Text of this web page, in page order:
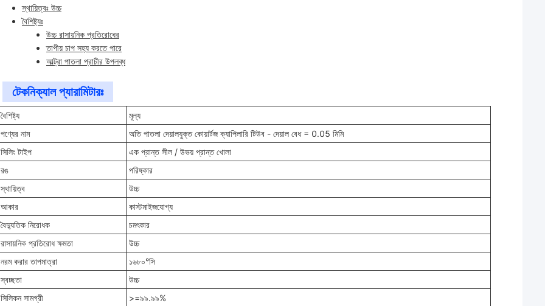
স্থায়িত্বঃ উচ্চ
বৈশিষ্ট্যঃ
উচ্চ রাসায়নিক প্রতিরোধের
তাপীয় চাপ সহ্য করতে পারে
আল্ট্রা পাতলা প্রাচীর উপলব্ধ
টেকনিক্যাল প্যারামিটারঃ
বৈশিষ্ট্য
মূল্য
পণ্যের নাম
অতি পাতলা দেয়ালযুক্ত কোয়ার্টজ ক্যাপিলারি টিউব - দেয়াল বেধ = 0.05 মিমি
সিলিং টাইপ
এক প্রান্ত সীল / উভয় প্রান্ত খোলা
রঙ
পরিষ্কার
স্থায়িত্ব
উচ্চ
আকার
কাস্টমাইজযোগ্য
বৈদ্যুতিক নিরোধক
চমৎকার
রাসায়নিক প্রতিরোধ ক্ষমতা
উচ্চ
নরম করার তাপমাত্রা
১৬৮০°সি
স্বচ্ছতা
উচ্চ
সিলিকন সামগ্রী
>=৯৯.৯৯%